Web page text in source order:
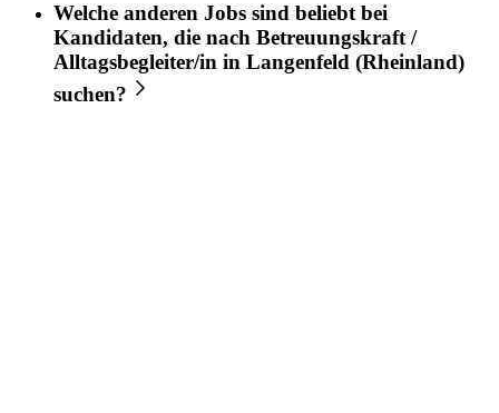
Welche anderen Jobs sind beliebt bei
Kandidaten, die nach Betreuungskraft /
Alltagsbegleiter/in in Langenfeld (Rheinland)
suchen?